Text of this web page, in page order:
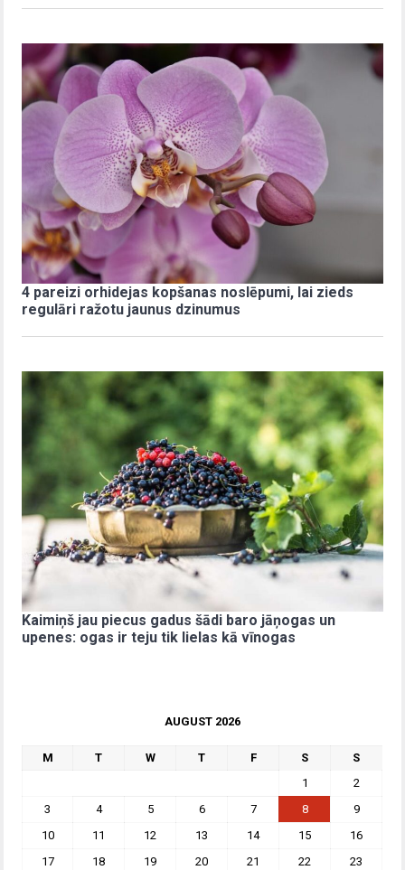
4 pareizi orhidejas kopšanas noslēpumi, lai zieds
regulāri ražotu jaunus dzinumus
Kaimiņš jau piecus gadus šādi baro jāņogas un
upenes: ogas ir teju tik lielas kā vīnogas
AUGUST 2026
M T W T F S
S
1
2
3
4 5 6 7 8
9
10
11 12 13 14 15
16
17
18 19 20 21 22
23